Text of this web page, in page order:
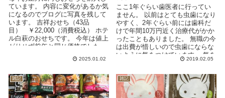
ています。 内容に変化があるか気
になるのでブログに写真を残して
います。 吉祥おせち（43品
目） ￥22,000（消費税込） ホテ
ル白萩のおせちです。 今年は値上
がりせず前年と同じ価格でした
2025.01.02
ここ1年ぐらい歯医者に行ってい
ません。 以前はとても虫歯になり
やすく、2年ぐらい前には歯科だ
けで年間10万円近く治療代がかか
ったこともありました。 無職の今
は出費が惜しいので虫歯にならな
いように気をつけています。 気を
2019.02.05
雑記 雑記